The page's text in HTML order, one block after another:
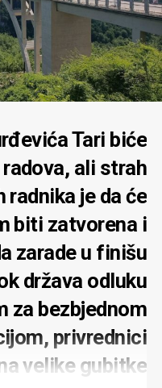
Tari biće
ali strah
je da će
biti zatvorena i
zarade u finišu
država odluku
za bezbjednom
privrednici
velike gubitke